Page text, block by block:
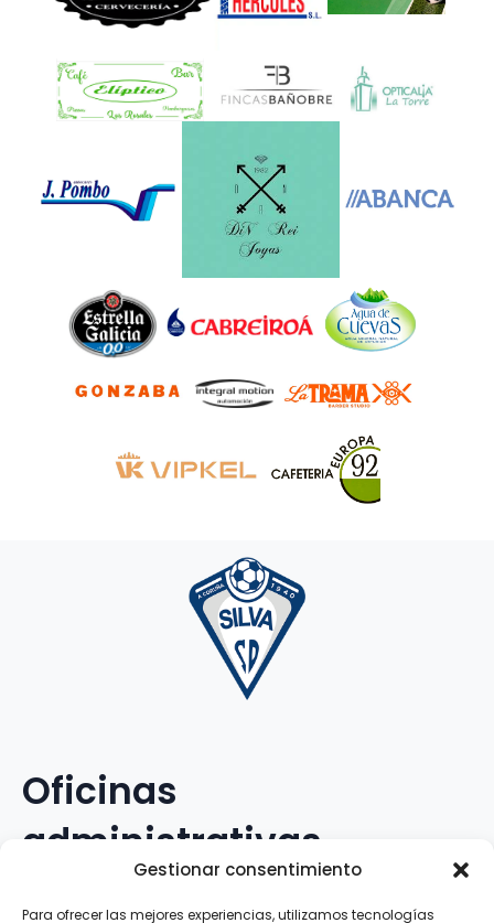
Gestionar consentimiento
Para ofrecer las mejores experiencias, utilizamos tecnologías
Oficinas
administrativas
Avenida Galileo Galilei, 12